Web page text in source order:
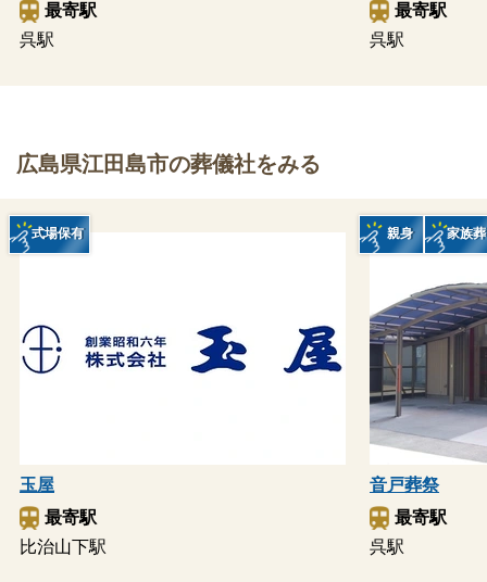
最寄駅
呉駅
最寄駅
呉駅
広島県江田島市の葬儀社をみる
玉屋
最寄駅
比治山下駅
式場保有
音戸葬祭
最寄駅
呉駅
親身 家族葬